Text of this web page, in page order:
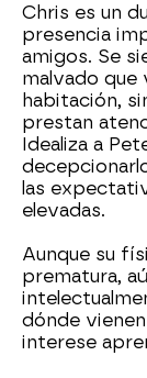
Chris es un
presencia
amigos. Se
malvado que
habitación,
prestan
Idealiza a
las
elevadas.
Aunque su
prematura,
dónde
interese